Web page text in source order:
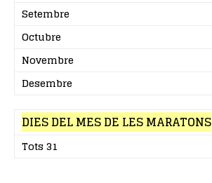
Setembre
Octubre
Novembre
Desembre
DIES DEL MES DE LES MARATONS
Tots 31